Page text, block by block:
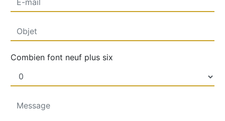
Combien font neuf plus six